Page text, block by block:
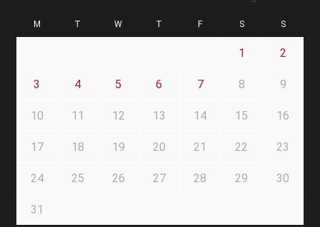
M T W T F S S
1 2
3 4 5 6 7 8 9
10 11 12 13 14 15 16
17 18 19 20 21 22 23
24 25 26 27 28 29 30
31